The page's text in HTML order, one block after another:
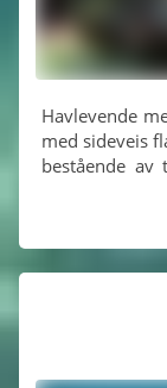
Havlevende
med sideveis
bestående av
og kamskjell,